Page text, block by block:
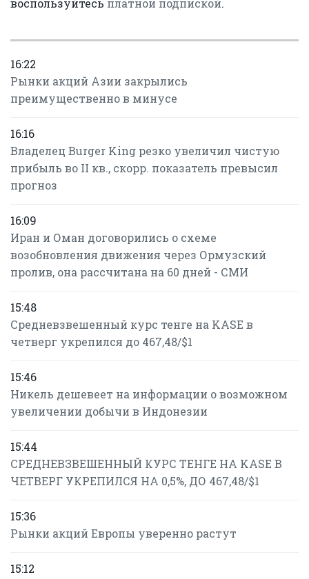
воспользуйтесь платной подпиской.
16:22
Рынки акций Азии закрылись
преимущественно в минусе
16:16
Владелец Burger King резко увеличил чистую
прибыль во II кв., скорр. показатель превысил
прогноз
16:09
Иран и Оман договорились о схеме
возобновления движения через Ормузский
пролив, она рассчитана на 60 дней - СМИ
15:48
Средневзвешенный курс тенге на KASE в
четверг укрепился до 467,48/$1
15:46
Никель дешевеет на информации о возможном
увеличении добычи в Индонезии
15:44
СРЕДНЕВЗВЕШЕННЫЙ КУРС ТЕНГЕ НА KASE В
ЧЕТВЕРГ УКРЕПИЛСЯ НА 0,5%, ДО 467,48/$1
15:36
Рынки акций Европы уверенно растут
15:12